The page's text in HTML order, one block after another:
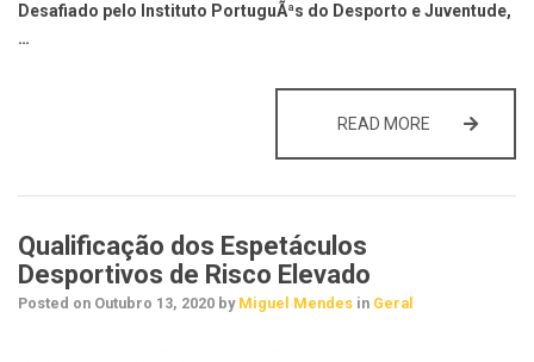
Desafiado pelo Instituto PortuguÃªs do Desporto e Juventude,
…
READ MORE A
Qualificação dos Espetáculos
Desportivos de Risco Elevado
Posted on Outubro 13, 2020 by Miguel Mendes in Geral